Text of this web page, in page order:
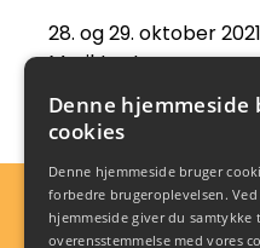
28. og 29. oktober
Musikteater
Kunst & Kultur
CVR. NR. 18917734
Denne hjemmeside
cookies
Denne hjemmeside bruger
forbedre brugeroplevelsen.
hjemmeside giver du samtykke
overensstemmelse med vores